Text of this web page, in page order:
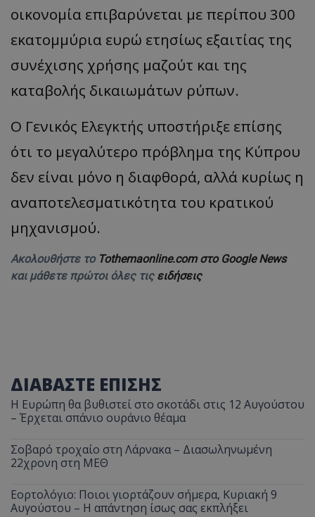
οικονομία επιβαρύνεται με περίπου 300
εκατομμύρια ευρώ ετησίως εξαιτίας της
συνέχισης χρήσης μαζούτ και της
καταβολής δικαιωμάτων ρύπων.
Ο Γενικός Ελεγκτής υποστήριξε επίσης
ότι το μεγαλύτερο πρόβλημα της Κύπρου
δεν είναι μόνο η διαφθορά, αλλά κυρίως η
αναποτελεσματικότητα του κρατικού
μηχανισμού.
Ακολουθήστε το Tothemaonline.com στο Google News
και μάθετε πρώτοι όλες τις ειδήσεις
ΔΙΑΒΑΣΤΕ ΕΠΙΣΗΣ
Η Ευρώπη θα βυθιστεί στο σκοτάδι στις 12 Αυγούστου
– Έρχεται σπάνιο ουράνιο θέαμα
Σοβαρό τροχαίο στη Λάρνακα – Διασωληνωμένη
22χρονη στη ΜΕΘ
Εορτολόγιο: Ποιοι γιορτάζουν σήμερα, Κυριακή 9
Αυγούστου – Η απάντηση ίσως σας εκπλήξει